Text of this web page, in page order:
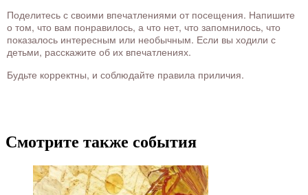
Поделитесь с своими впечатлениями от посещения. Напишите
о том, что вам понравилось, а что нет, что запомнилось, что
показалось интересным или необычным. Если вы ходили с
детьми, расскажите об их впечатлениях.
Будьте корректны, и соблюдайте правила приличия.
Смотрите также события